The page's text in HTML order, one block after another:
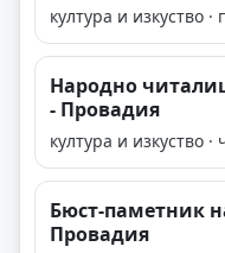
култура и изкуство
Народно
- Провадия
култура и изкуство
Бюст-паметник
Провадия